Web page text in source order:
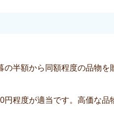
の半額から同額程度の品物
程度が適当です。高価な